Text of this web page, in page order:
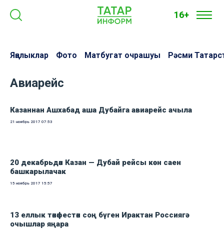
16+
Яңалыклар Фото Матбугат очрашуы Рәсми
Авиарейс
Казаннан Ашхабад аша Дубайга авиарейс ачыла
21 ноябрь 2017 07:53
20 декабрьдән Казан — Дубай рейсы көн саен
башкарылачак
15 ноябрь 2017 15:57
13 еллык тәнәфестән соң бүген Ирактан Россиягә
очышлар яңара